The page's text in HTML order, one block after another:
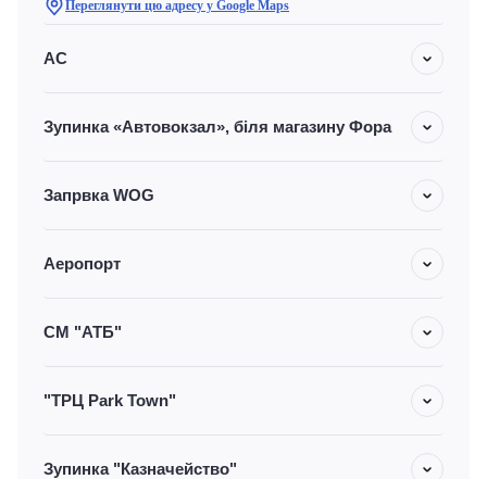
Переглянути цю адресу у Google Maps
АС
Зупинка «Автовокзал», біля магазину Фора
Запрвка WOG
Аеропорт
СМ "АТБ"
"ТРЦ Park Town"
Зупинка "Казначейство"